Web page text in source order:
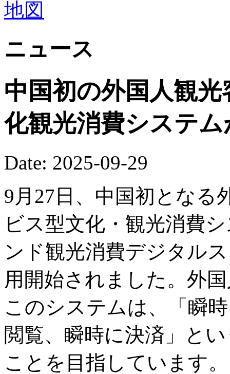
ニュース
中国初の外国人観
化観光消費システ
Date: 2025-09-29
9月27日、中国初となる
ビス型文化・観光消費
ンド観光消費デジタル
用開始されました。外
このシステムは、「瞬
閲覧、瞬時に決済」と
ことを目指しています。